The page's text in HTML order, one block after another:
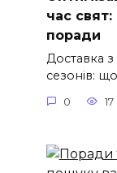
час
поради
Доставка з
сезонів: що
0 17